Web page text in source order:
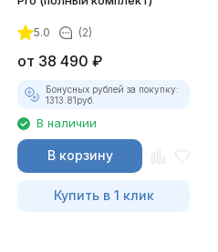
5.0 (2)
от 38 490 ₽
Бонусных рублей за покупку:
1313.81руб.
В наличии
В корзину
Купить в 1 клик